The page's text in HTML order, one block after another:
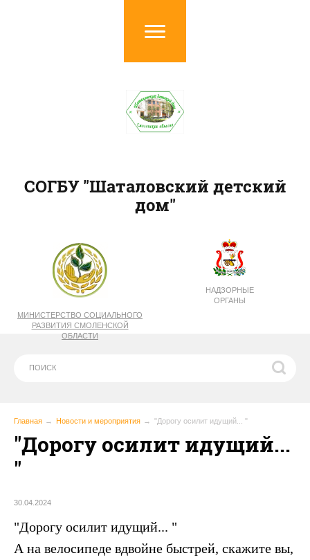
МИНИСТЕРСТВО СОЦИАЛЬНОГО
РАЗВИТИЯ СМОЛЕНСКОЙ
ОБЛАСТИ
НАДЗОРНЫЕ
ОРГАНЫ
СОГБУ "Шаталовский детский
дом"
Главная Новости и мероприятия "Дорогу осилит идущий... "
"Дорогу осилит идущий...
"
30.04.2024
"Дорогу осилит идущий... "
А на велосипеде вдвойне быстрей, скажите вы,